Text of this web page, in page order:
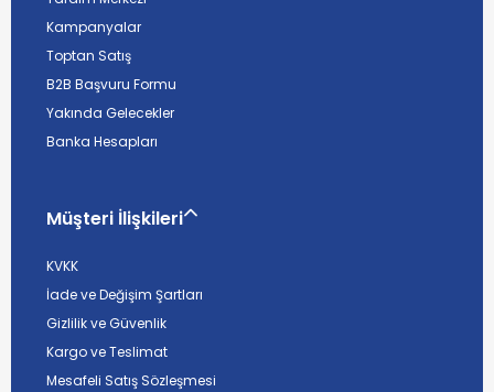
Kampanyalar
Toptan Satış
B2B Başvuru Formu
Yakında Gelecekler
Banka Hesapları
Müşteri İlişkileri
KVKK
İade ve Değişim Şartları
Gizlilik ve Güvenlik
Kargo ve Teslimat
Mesafeli Satış Sözleşmesi